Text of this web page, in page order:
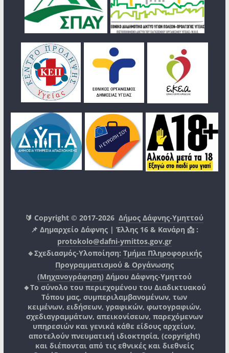
🔰 Copyright © 2017-2026Δήμος Δάφνης-Υμηττού
📌 Δημαρχείο Δάφνης | Έλλης 16 & Κανάρη 📩 :
protokolo@dafni-ymittos.gov.gr
🔹Σχεδιασμός-Υλοποίηση: Τμήμα Πληροφορικής
Προγραμματισμού & Οργάνωσης
(Μηχανογράφηση) Δήμου Δάφνης-Υμηττού
🔸Το σύνολο του περιεχομένου του Διαδικτυακού
Τόπου μας, συμπεριλαμβανομένων, των
κειμένων, ειδήσεων, γραφικών, φωτογραφιών,
σχεδιαγραμμάτων, απεικονίσεων, παρεχόμενων
υπηρεσιών και γενικά κάθε είδους αρχείων,
αποτελούν πνευματική ιδιοκτησία, (copyright)
και διέπονται από τις εθνικές και διεθνείς